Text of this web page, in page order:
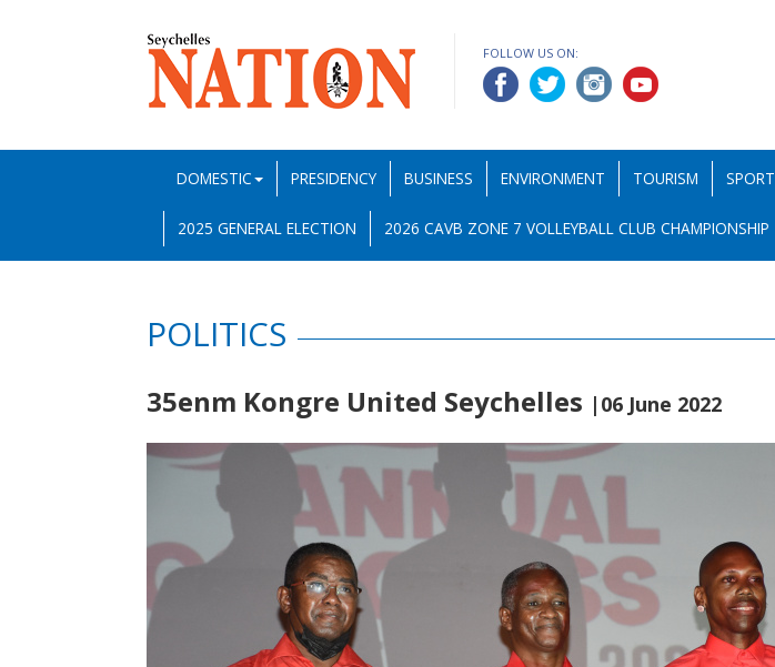
FOLLOW US ON:
DOMESTIC PRESIDENCY BUSINESS ENVIRONMENT TOURISM SPORT
2025 GENERAL ELECTION 2026 CAVB ZONE 7 VOLLEYBALL CLUB CHAMPIONSHIP
POLITICS
35enm Kongre United Seychelles |06 June 2022